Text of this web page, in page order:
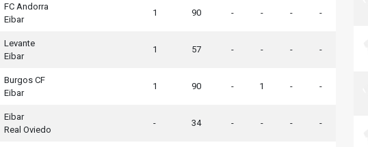
FC Andorra
Eibar
1 90 - - - -
Levante
Eibar
1 57 - - - -
Burgos CF
Eibar
1 90 - 1 - -
Eibar
Real Oviedo
- 34 - - - -